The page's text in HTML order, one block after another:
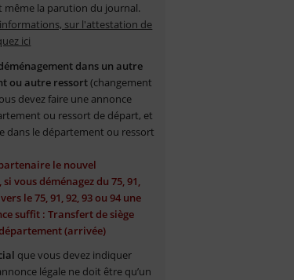
même la parution du journal.
sur l'attestation de
ici
dans un autre
ou autre ressort(changement
devez faire une annonce
ou ressort de départ, et
dans le département ou ressort
le nouvel
si vous déménagez du 75, 91,
le 75, 91, 92, 93 ou 94 une
suffit : Transfert de siège
(arrivée)
que vous devez indiquer
légale ne doit être qu’un